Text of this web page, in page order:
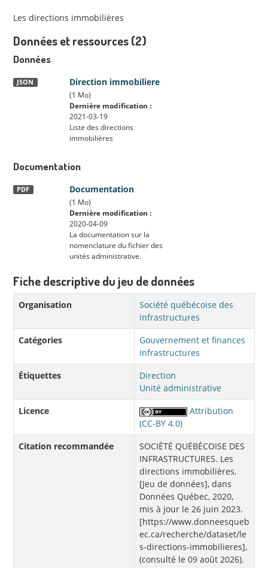
Les directions immobilières
Données et ressources (2)
Données
Direction immobiliere
JSON
(1 Mo)
Dernière modification :
2021-03-19
Liste des directions
immobilières
Documentation
Documentation
PDF
(1 Mo)
Dernière modification :
2020-04-09
La documentation sur la
nomenclature du fichier des
unités administrative.
Fiche descriptive du jeu de données
Organisation
Société québécoise des
infrastructures
Catégories
Gouvernement et finances
Infrastructures
Étiquettes
Direction
Unité administrative
Licence
Attribution
(CC-BY 4.0)
Citation recommandée
SOCIÉTÉ QUÉBÉCOISE DES
INFRASTRUCTURES. Les
directions immobilières,
[Jeu de données], dans
Données Québec, 2020,
mis à jour le 26 juin 2023.
[https://www.donneesqueb
ec.ca/recherche/dataset/le
s-directions-immobilieres],
(consulté le 09 août 2026).